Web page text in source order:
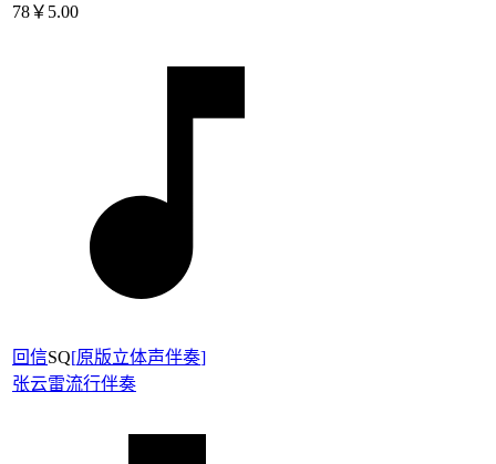
78￥5.00
回信SQ[原版立体声伴奏]
张云雷流行伴奏